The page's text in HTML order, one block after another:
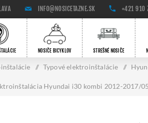
INFO@NOSICETAZNE.SK +421 910
NOSIČE BICYKLOV STREŠNÉ NOSIČE
/ Typové elektroinštalácie /
Hyundai i30 kombi 2012-2017/